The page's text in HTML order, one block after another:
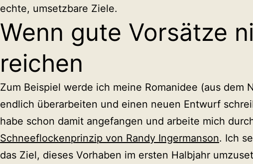
echte, umsetzbare Ziele.
Wenn gute Vorsätze
reichen
Zum Beispiel werde ich meine Romanidee (aus dem
endlich überarbeiten und einen neuen Entwurf
habe schon damit angefangen und arbeite mich
Schneeflockenprinzip von Randy Ingermanson. Ich
das Ziel, dieses Vorhaben im ersten Halbjahr